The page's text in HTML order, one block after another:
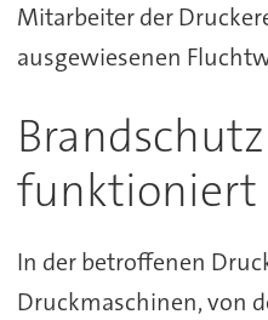
Mitarbeiter der
ausgewiesenen
funktioniert
In der betroffenen
Druckmaschinen, von